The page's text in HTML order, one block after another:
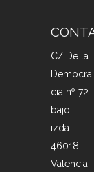
C/ De la
Democra
cia nº 72
bajo
izda.
46018
Valencia